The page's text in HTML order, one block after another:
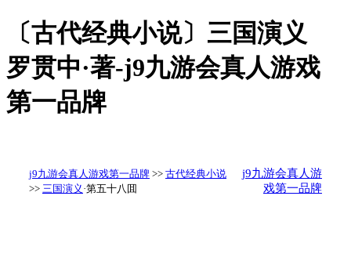
〔古代经典小说〕三国演义
罗贯中·著-j9九游会真人游戏
第一品牌
j9九游会真人游戏第一品牌 >> 古代经典小说
>> 三国演义 ·第五十八囬
j9九游会真人游
戏第一品牌